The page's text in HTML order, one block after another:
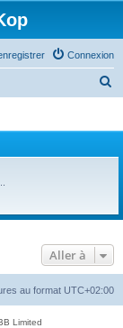
Connexion
r
Aller à
au format UTC+02:00
Limited